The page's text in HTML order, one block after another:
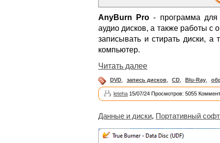
AnyBurn Pro - программа для
аудио дисков, а также работы
записывать и стирать диски,
компьютер.
Читать далее
DVD, запись дисков, CD, Blu-Ray,
leteha 15/07/24 Просмотров: 5055
Данные и диски, Портативный софт